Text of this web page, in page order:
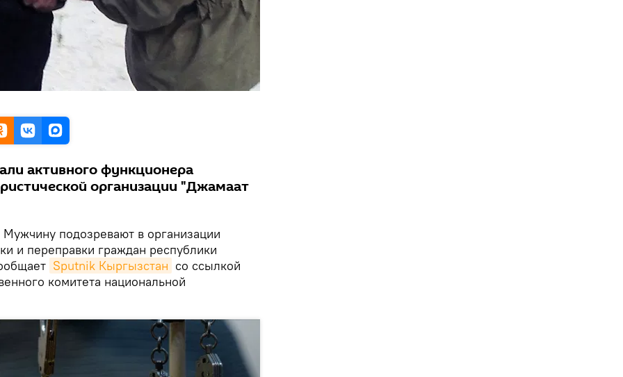
активного функционера
организации "Джамаат
Мужчину подозревают в организации
и переправки граждан республики
Sputnik Кыргызстан со ссылкой
комитета национальной